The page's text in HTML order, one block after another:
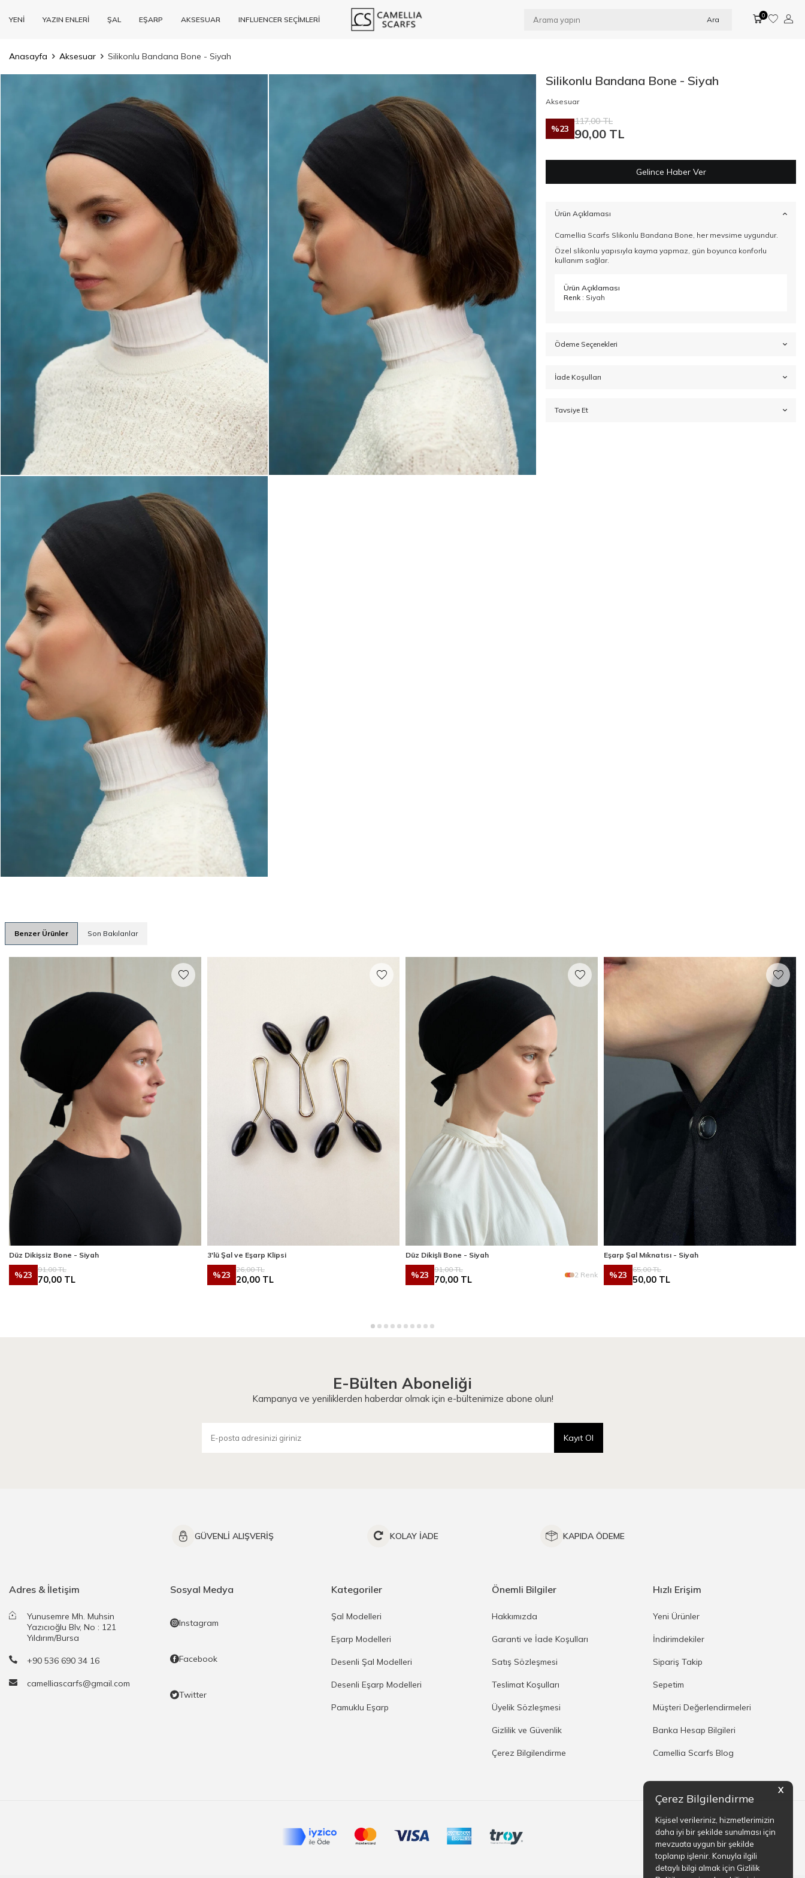
X
Çerez Bilgilendirme
Kişisel verileriniz, hizmetlerimizin
daha iyi bir şekilde sunulması için
mevzuata uygun bir şekilde
toplanıp işlenir. Konuyla ilgili
detaylı bilgi almak için Gizlilik
YENİ YAZIN ENLERİ ŞAL EŞARP AKSESUAR INFLUENCER SEÇİMLERİ Ara 0
Anasayfa Aksesuar Silikonlu Bandana Bone - Siyah
Silikonlu Bandana Bone - Siyah
Aksesuar
%23
117,00TL
90,00 TL
Gelince Haber Ver
Ürün Açıklaması
Camellia Scarfs Slikonlu Bandana Bone, her mevsime uygundur.
Özel slikonlu yapısıyla kayma yapmaz, gün boyunca konforlu
kullanım sağlar.
Ürün Açıklaması
Renk : Siyah
Ödeme Seçenekleri
İade Koşulları
Tavsiye Et
Benzer Ürünler Son Bakılanlar
Düz Dikişsiz Bone - Siyah
%23
91,00TL
70,00 TL
3'lü Şal ve Eşarp Klipsi
%23
26,00TL
20,00 TL
Düz Dikişli Bone - Siyah
%23
91,00TL
70,00 TL 2 Renk
Eşarp Şal Mıknatısı - Siyah
%23
65,00TL
50,00 TL
E-Bülten Aboneliği
Kampanya ve yeniliklerden haberdar olmak için e-bültenimize abone olun!
Kayıt Ol
GÜVENLİ ALIŞVERİŞ KOLAY İADE KAPIDA ÖDEME
Adres & İletişim
Yunusemre Mh. Muhsin
Yazıcıoğlu Blv, No : 121
Yıldırım/Bursa
+90 536 690 34 16
camelliascarfs@gmail.com
Sosyal Medya
Instagram
Facebook
Twitter
Kategoriler
Şal Modelleri
Eşarp Modelleri
Desenli Şal Modelleri
Desenli Eşarp Modelleri
Pamuklu Eşarp
Önemli Bilgiler
Hakkımızda
Garanti ve İade Koşulları
Satış Sözleşmesi
Teslimat Koşulları
Üyelik Sözleşmesi
Gizlilik ve Güvenlik
Çerez Bilgilendirme
Hızlı Erişim
Yeni Ürünler
İndirimdekiler
Sipariş Takip
Sepetim
Müşteri Değerlendirmeleri
Banka Hesap Bilgileri
Camellia Scarfs Blog